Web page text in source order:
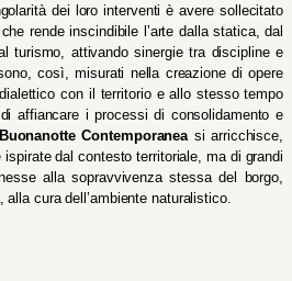
dei loro interventi è avere sollecitato
rende inscindibile l’arte dalla statica, dal
turismo, attivando sinergie tra discipline e
così, misurati nella creazione di opere
con il territorio e allo stesso tempo
affiancare i processi di consolidamento e
Buonanotte Contemporanea si arricchisce,
dal contesto territoriale, ma di grandi
alla sopravvivenza stessa del borgo,
cura dell’ambiente naturalistico.